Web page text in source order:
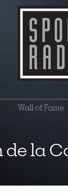
Wall of Fame
de la